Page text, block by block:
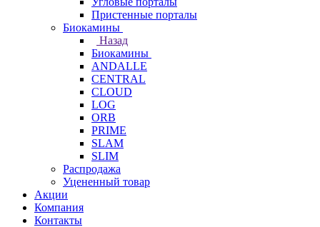
Пристенные порталы
Биокамины
Назад
Биокамины
ANDALLE
CENTRAL
CLOUD
LOG
ORB
PRIME
SLAM
SLIM
Распродажа
Уцененный товар
Акции
Компания
Контакты